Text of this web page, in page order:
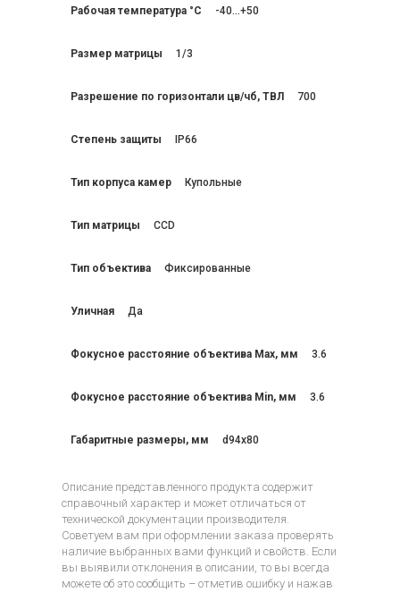
Рабочая температура °C -40...+50
Размер матрицы 1/3
Разрешение по горизонтали цв/чб, ТВЛ 700
Степень защиты IP66
Тип корпуса камер Купольные
Тип матрицы CCD
Тип объектива Фиксированные
Уличная Да
Фокусное расстояние объектива Max, мм 3.6
Фокусное расстояние объектива Min, мм 3.6
Габаритные размеры, мм d94x80
Описание представленного продукта содержит
справочный характер и может отличаться от
технической документации производителя.
Советуем вам при оформлении заказа проверять
наличие выбранных вами функций и свойств. Если
вы выявили отклонения в описании, то вы всегда
можете об это сообщить – отметив ошибку и нажав